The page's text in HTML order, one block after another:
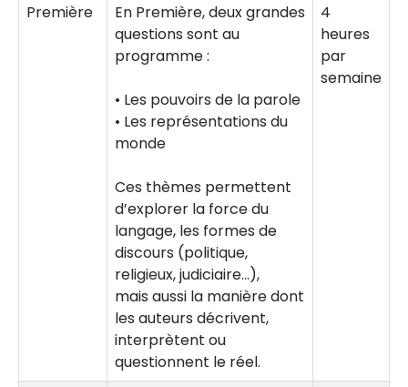
Première
En Première, deux grandes
questions sont au
programme :
• Les pouvoirs de la parole
• Les représentations du
monde
Ces thèmes permettent
d’explorer la force du
langage, les formes de
discours (politique,
religieux, judiciaire…),
mais aussi la manière dont
les auteurs décrivent,
interprètent ou
questionnent le réel.
4
heures
par
semaine